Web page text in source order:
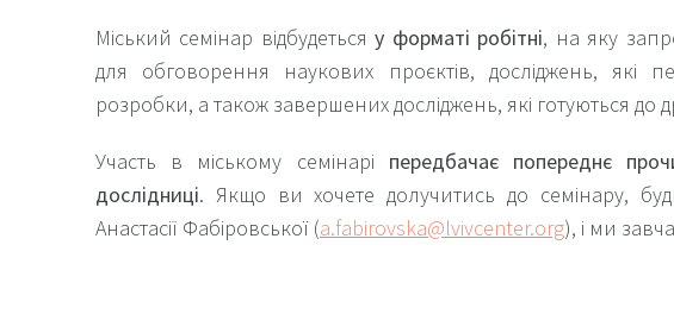
Міський семінар відбудетьсяу форматі робітні, на яку
для обговорення наукових проєктів, досліджень, які
розробки, а також завершених досліджень, які готуються до
Участь в міському семінарі передбачає попереднє
дослідниці. Якщо ви хочете долучитись до семінару,
Анастасії Фабіровської (a.fabirovska@lvivcenter.org), і ми